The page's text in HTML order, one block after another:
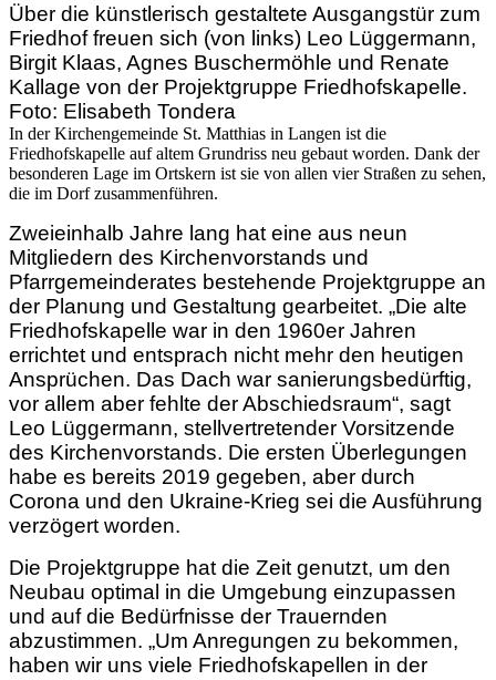
Über die künstlerisch gestaltete Ausgangstür zum
Friedhof freuen sich (von links) Leo Lüggermann,
Birgit Klaas, Agnes Buschermöhle und Renate
Kallage von der Projektgruppe Friedhofskapelle.
Foto: Elisabeth Tondera
In der Kirchengemeinde St. Matthias in Langen ist die
Friedhofskapelle auf altem Grundriss neu gebaut worden. Dank der
besonderen Lage im Ortskern ist sie von allen vier Straßen zu sehen,
die im Dorf zusammenführen.
Zweieinhalb Jahre lang hat eine aus neun
Mitgliedern des Kirchenvorstands und
Pfarrgemeinderates bestehende Projektgruppe an
der Planung und Gestaltung gearbeitet. „Die alte
Friedhofskapelle war in den 1960er Jahren
errichtet und entsprach nicht mehr den heutigen
Ansprüchen. Das Dach war sanierungsbedürftig,
vor allem aber fehlte der Abschiedsraum“, sagt
Leo Lüggermann, stellvertretender Vorsitzende
des Kirchenvorstands. Die ersten Überlegungen
habe es bereits 2019 gegeben, aber durch
Corona und den Ukraine-Krieg sei die Ausführung
verzögert worden.
Die Projektgruppe hat die Zeit genutzt, um den
Neubau optimal in die Umgebung einzupassen
und auf die Bedürfnisse der Trauernden
abzustimmen. „Um Anregungen zu bekommen,
haben wir uns viele Friedhofskapellen in der